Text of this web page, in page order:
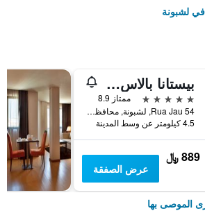
لشبونة
بيستانا بالاس ليسبوا هوتل آند ناشونال مونومنت - ذا ليدينج هوتلز أوف ذا وورلد
5 نجوم
ممتاز 8.9
Rua Jau 54, لشبونة, محافظة لشبونة, البرتغال
4.5 كيلومتر عن وسط المدينة
889 ﷼
عرض الصفقة
الموصى بها